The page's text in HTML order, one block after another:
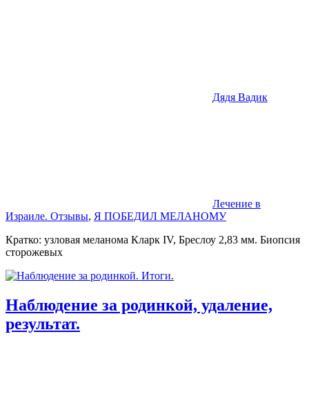
Дядя Вадик
Лечение в
Израиле. Отзывы, Я ПОБЕДИЛ МЕЛАНОМУ
Кратко: узловая меланома Кларк IV, Бреслоу 2,83 мм. Биопсия
сторожевых
Наблюдение за родинкой, удаление,
результат.